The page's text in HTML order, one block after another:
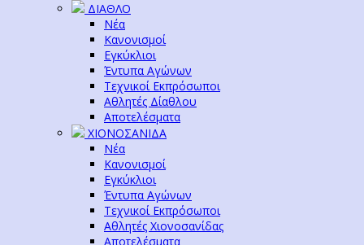
ΔΙΑΘΛΟ
Νέα
Κανονισμοί
Εγκύκλιοι
Έντυπα Αγώνων
Τεχνικοί Εκπρόσωποι
Αθλητές Δίαθλου
Αποτελέσματα
ΧΙΟΝΟΣΑΝΙΔΑ
Νέα
Κανονισμοί
Εγκύκλιοι
Έντυπα Αγώνων
Τεχνικοί Εκπρόσωποι
Αθλητές Χιονοσανίδας
Αποτελέσματα